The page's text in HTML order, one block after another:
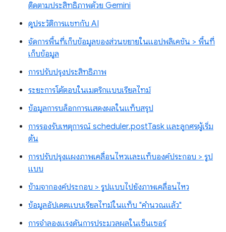
ติดตามประสิทธิภาพด้วย Gemini
ดูประวัติการแชทกับ AI
จัดการพื้นที่เก็บข้อมูลของส่วนขยายในแอปพลิเคชัน > พื้นที่
เก็บข้อมูล
การปรับปรุงประสิทธิภาพ
ระยะการโต้ตอบในเมตริกแบบเรียลไทม์
ข้อมูลการบล็อกการแสดงผลในแท็บสรุป
การรองรับเหตุการณ์ scheduler.postTask และลูกศรผู้เริ่ม
ต้น
การปรับปรุงแผงภาพเคลื่อนไหวและแท็บองค์ประกอบ > รูป
แบบ
ข้ามจากองค์ประกอบ > รูปแบบไปยังภาพเคลื่อนไหว
ข้อมูลอัปเดตแบบเรียลไทม์ในแท็บ "คำนวณแล้ว"
การจำลองแรงดันการประมวลผลในเซ็นเซอร์